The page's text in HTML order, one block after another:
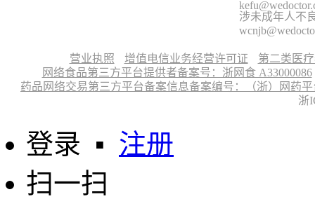
涉未成年人不
营业执照 增值电信业务经营许可证
第二类医
网络食品第三方平台提供者备案号：浙网食 A33000086
药品网络交易第三方平台备案信息备案编号：（浙）网药平
浙
登录 ▪ 注册
扫一扫